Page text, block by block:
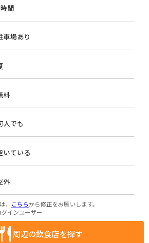
間
車場あり
料
人でも
いている
外
、 こちらから修正をお願いします。
インユーザー
周辺の飲食店を探す